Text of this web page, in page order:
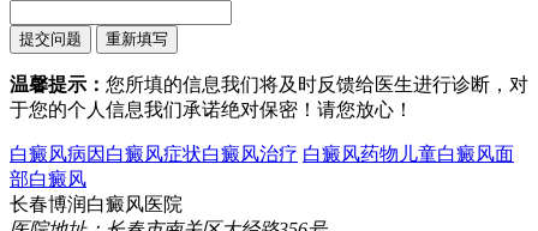
温馨提示： 您所填的信息我们将及时反馈给医生进行诊断，对
于您的个人信息我们承诺绝对保密！请您放心！
白癜风病因 白癜风症状白癜风治疗 白癜风药物 儿童白癜风面
部白癜风
长春博润白癜风医院